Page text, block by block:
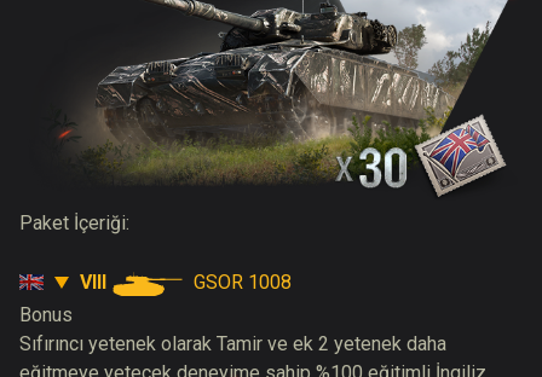
Paket İçeriği:
VIII
GSOR 1008
Bonus
Sıfırıncı yetenek olarak Tamir ve ek 2 yetenek daha